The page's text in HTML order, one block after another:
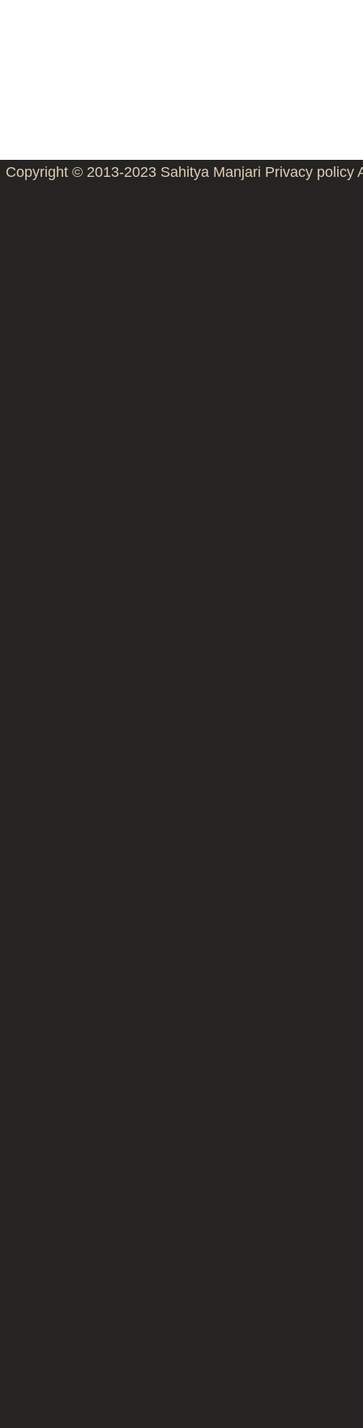
Copyright © 2013-2023 Sahitya Manjari Privacy policy